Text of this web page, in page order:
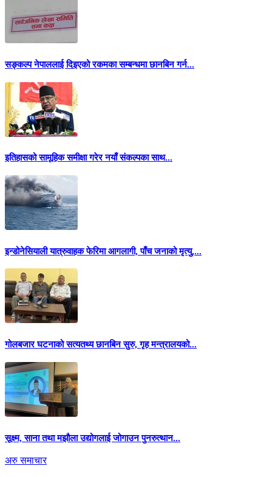
सङ्कल्प नेपाललाई दिइएको रकमका सम्बन्धमा छानबिन गर्न...
इतिहासको सामूहिक समीक्षा गरेर नयाँ संकल्पका साथ...
इन्डोनेसियाली यात्रुवाहक फेरिमा आगलागी, पाँच जनाको मृत्यु,...
गोलबजार घटनाको सत्यतथ्य छानबिन सुरु, गृह मन्त्रालयको...
सूक्ष्म, साना तथा मझौला उद्योगलाई जोगाउन पुनरुत्थान...
अरु समाचार